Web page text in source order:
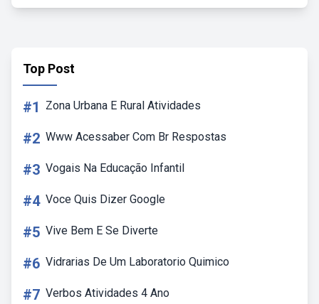
Top Post
#1 Zona Urbana E Rural Atividades
#2 Www Acessaber Com Br Respostas
#3 Vogais Na Educação Infantil
#4 Voce Quis Dizer Google
#5 Vive Bem E Se Diverte
#6 Vidrarias De Um Laboratorio Quimico
#7 Verbos Atividades 4 Ano